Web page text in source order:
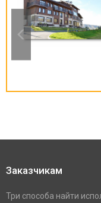
Заказчикам
Три способа найти